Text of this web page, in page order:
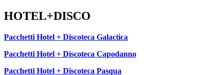
HOTEL+DISCO
Pacchetti Hotel + Discoteca Galactica
Pacchetti Hotel + Discoteca Capodanno
Pacchetti Hotel + Discoteca Pasqua